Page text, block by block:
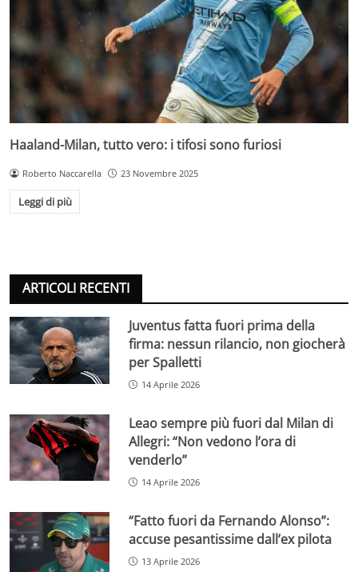
Haaland-Milan, tutto vero: i tifosi sono furiosi
Roberto Naccarella 23 Novembre 2025
Leggi di più
ARTICOLI RECENTI
Juventus fatta fuori prima della
firma: nessun rilancio, non giocherà
per Spalletti
14 Aprile 2026
Leao sempre più fuori dal Milan di
Allegri: “Non vedono l’ora di
venderlo”
14 Aprile 2026
“Fatto fuori da Fernando Alonso”:
accuse pesantissime dall’ex pilota
13 Aprile 2026